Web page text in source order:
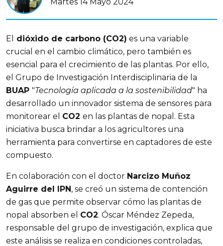
El dióxido de carbono (CO2) es una variable
crucial en el cambio climático, pero también es
esencial para el crecimiento de las plantas. Por ello,
el Grupo de Investigación Interdisciplinaria de la
BUAP "Tecnología aplicada a la sostenibilidad" ha
desarrollado un innovador sistema de sensores para
monitorear el CO2 en las plantas de nopal. Esta
iniciativa busca brindar a los agricultores una
herramienta para convertirse en captadores de este
compuesto.
En colaboración con el doctor Narcizo Muñoz
Aguirre del IPN, se creó un sistema de contención
de gas que permite observar cómo las plantas de
nopal absorben el CO2. Óscar Méndez Zepeda,
responsable del grupo de investigación, explica que
este análisis se realiza en condiciones controladas,